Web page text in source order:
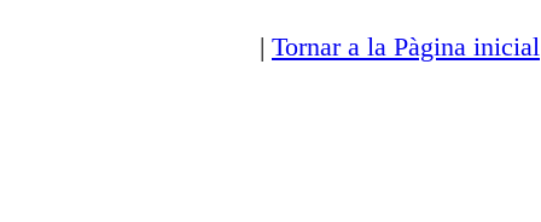
| Tornar a la Pàgina inicial